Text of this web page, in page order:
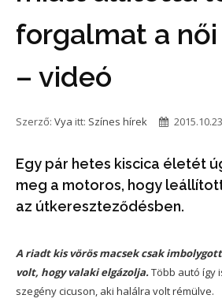
forgalmat a
– videó
Szerző: Vya itt: Színes hírek
Egy pár hetes kiscica életét
meg a motoros, hogy
az útkereszteződésben.
A riadt kis vörös macsek csak
volt, hogy valaki elgázolja.Több autó így
szegény cicuson, aki halálra volt rémülve.